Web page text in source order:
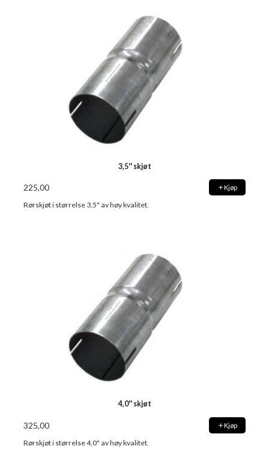
3,5'' skjøt
225,00 Kjøp
Rørskjøt i størrelse 3,5" av høy kvalitet.
4,0'' skjøt
325,00 Kjøp
Rørskjøt i størrelse 4,0" av høy kvalitet.